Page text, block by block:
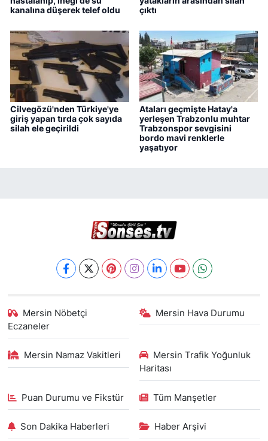
kanalına düşerek telef oldu
çıktı
Cilvegözü'nden Türkiye'ye
giriş yapan tırda çok sayıda
silah ele geçirildi
Ataları geçmişte Hatay'a
yerleşen Trabzonlu muhtar
Trabzonspor sevgisini
bordo mavi renklerle
yaşatıyor
Mersin Nöbetçi
Eczaneler
Mersin Hava Durumu
Mersin Namaz Vakitleri
Mersin Trafik Yoğunluk
Haritası
Puan Durumu ve Fikstür Tüm Manşetler
Son Dakika Haberleri Haber Arşivi